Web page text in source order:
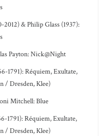
2012) & Philip Glass (1937):
Payton: Nick@Night
1791): Réquiem, Exultate,
/ Dresden, Klee)
Mitchell: Blue
1791): Réquiem, Exultate,
/ Dresden, Klee)